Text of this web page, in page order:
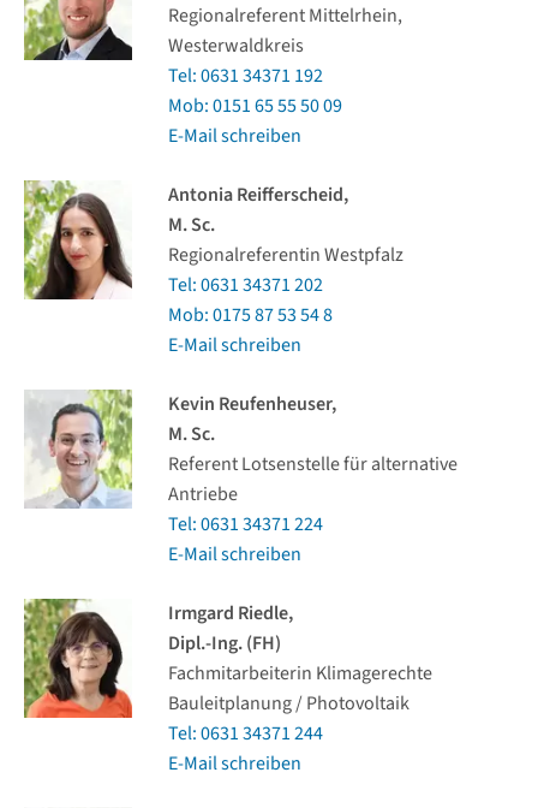
Regionalreferent Mittelrhein,
Westerwaldkreis
Tel: 0631 34371 192
Mob: 0151 65 55 50 09
E-Mail schreiben
Antonia Reifferscheid,
M. Sc.
Regionalreferentin Westpfalz
Tel: 0631 34371 202
Mob: 0175 87 53 54 8
E-Mail schreiben
Kevin Reufenheuser,
M. Sc.
Referent Lotsenstelle für alternative
Antriebe
Tel: 0631 34371 224
E-Mail schreiben
Irmgard Riedle,
Dipl.-Ing. (FH)
Fachmitarbeiterin Klimagerechte
Bauleitplanung / Photovoltaik
Tel: 0631 34371 244
E-Mail schreiben